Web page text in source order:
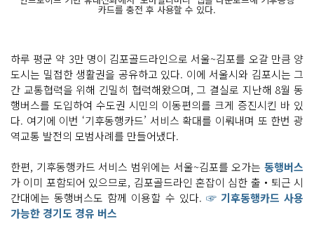
카드를 충전 후 사용할 수 있다.
하루 평균 약 3만 명이 김포골드라인으로 서울~김포를 오갈 만큼 양
도시는 밀접한 생활권을 공유하고 있다. 이에 서울시와 김포시는 그
간 교통협력을 위해 긴밀히 협력해왔으며, 그 결실로 지난해 8월 동
행버스를 도입하여 수도권 시민의 이동편의를 크게 증진시킨 바 있
다. 여기에 이번 ‘기후동행카드’ 서비스 확대를 이뤄내며 또 한번 광
역교통 발전의 모범사례를 만들어냈다.
한편, 기후동행카드 서비스 범위에는 서울~김포를 오가는 동행버스
가 이미 포함되어 있으므로, 김포골드라인 혼잡이 심한 출‧퇴근 시
간대에는 동행버스도 함께 이용할 수 있다. ☞ 기후동행카드 사용
가능한 경기도 경유 버스